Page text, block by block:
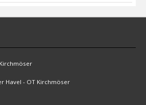
Havel - OT Kirchmöser